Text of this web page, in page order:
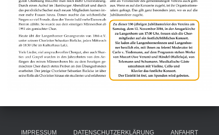
IMPRESSUM DATENSCHUTZERKLÄRUNG ANFAHRT